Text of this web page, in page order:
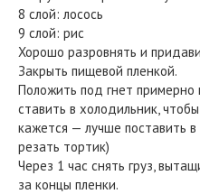
8 слой: лосось
9 слой: рис
Хорошо разровнять и
Закрыть пищевой пленкой.
Положить под гнет примерно
ставить в холодильник,
кажется — лучше поставить
резать тортик)
Через 1 час снять груз,
за концы пленки.